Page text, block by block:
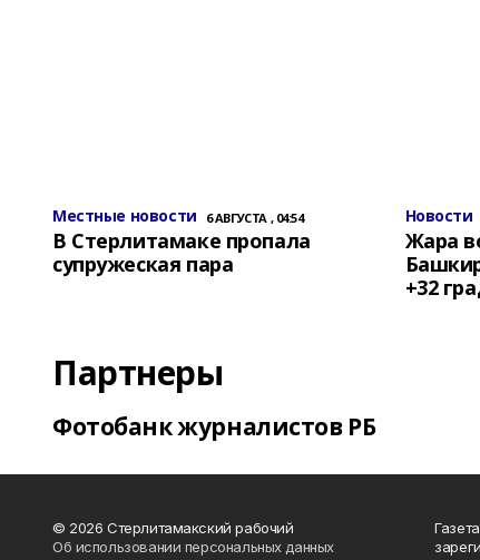
Местные новости 6 АВГУСТА , 04:54
В Стерлитамаке пропала
супружеская пара
Новости
Жара
+32
Партнеры
Фотобанк журналистов РБ
© 2026 Стерлитамакский рабочий
Об использовании персональных данных